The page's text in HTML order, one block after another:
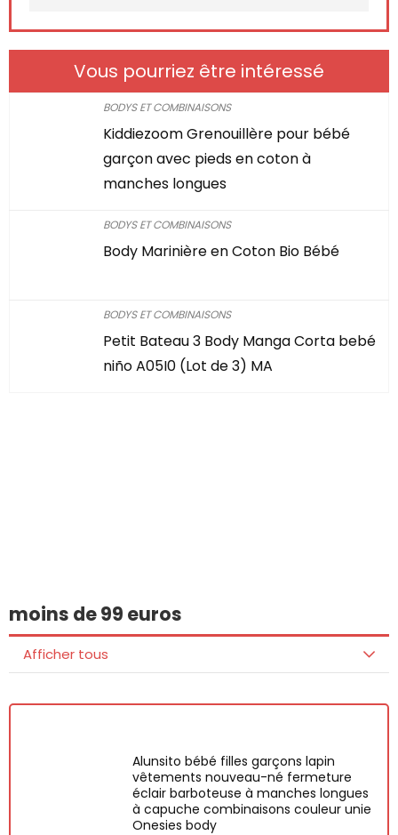
Vous pourriez être intéressé
BODYS ET COMBINAISONS
Kiddiezoom Grenouillère pour bébé
garçon avec pieds en coton à
manches longues
BODYS ET COMBINAISONS
Body Marinière en Coton Bio Bébé
BODYS ET COMBINAISONS
Petit Bateau 3 Body Manga Corta bebé
niño A05I0 (Lot de 3) MA
moins de 99 euros
Afficher tous
Alunsito bébé filles garçons lapin
vêtements nouveau-né fermeture
éclair barboteuse à manches longues
à capuche combinaisons couleur unie
Onesies body